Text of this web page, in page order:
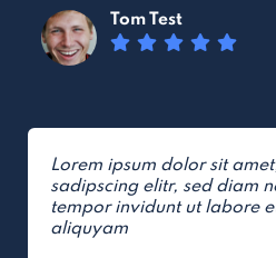
Tom Test
Lorem ipsum dolor sit
sadipscing elitr, sed diam
tempor invidunt ut labore
aliquyam